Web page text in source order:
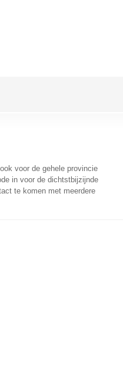
voor de gehele provincie
in voor de dichtstbijzijnde
te komen met meerdere